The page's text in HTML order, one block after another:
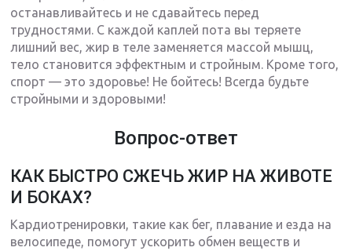
останавливайтесь и не сдавайтесь перед
трудностями. С каждой каплей пота вы теряете
лишний вес, жир в теле заменяется массой мышц,
тело становится эффектным и стройным. Кроме того,
спорт — это здоровье! Не бойтесь! Всегда будьте
стройными и здоровыми!
Вопрос-ответ
КАК БЫСТРО СЖЕЧЬ ЖИР НА ЖИВОТЕ
И БОКАХ?
Кардиотренировки, такие как бег, плавание и езда на
велосипеде, помогут ускорить обмен веществ и